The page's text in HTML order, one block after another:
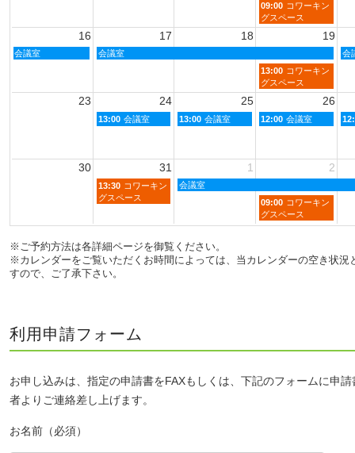
09:00 コワーキン
グスペース
16 17 18 19
会議室 会議室
会
13:00 コワーキン
グスペース
23 24 25 26
13:00 会議室 13:00 会議室 12:00 会議室
30 31 1 2
13:30 コワーキン
グスペース
会議室
09:00 コワーキン
グスペース
※ご予約方法は各詳細ページを御覧ください。
※カレンダーをご覧いただくお時間によっては、当カレンダーの空き状
すので、ご了承下さい。
利用申請フォーム
お申し込みは、指定の申請書をFAXもしくは、下記のフォームに申
者よりご連絡差し上げます。
お名前（必須）